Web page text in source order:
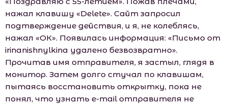
нажал клавишу «Delete». Сайт запросил
подтверждение действия, и я, не колеблясь,
нажал «ОК». Появилась информация: «Письмо от
irinanishnylkina удалено безвозвратно».
Прочитав имя отправителя, я застыл, глядя в
монитор. Затем долго стучал по клавишам,
пытаясь восстановить открытку, пока не
понял, что узнать e-mail отправителя не